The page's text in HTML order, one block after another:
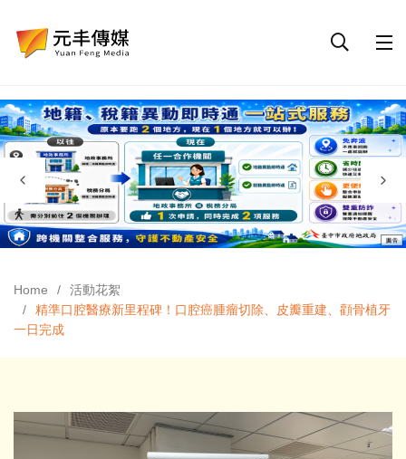
Home
活動花絮
精準口腔醫療新里程碑！口腔癌腫瘤切除、皮瓣重建、顴骨植牙
一日完成